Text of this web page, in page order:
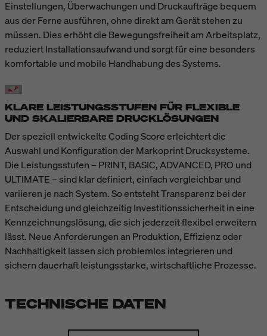
Einstellungen, Überwachungen und Druckaufträge bequem
aus der Ferne ausführen, ohne direkt am Gerät stehen zu
müssen. Dies erhöht die Bewegungsfreiheit am Arbeitsplatz,
reduziert Installationsaufwand und sorgt für eine besonders
komfortable und mobile Handhabung des Systems.
KLARE LEISTUNGSSTUFEN FÜR FLEXIBLE
UND SKALIERBARE DRUCKLÖSUNGEN
Der speziell entwickelte Coding Score erleichtert die
Auswahl und Konfiguration der Markoprint Drucksysteme.
Die Leistungsstufen – PRINT, BASIC, ADVANCED, PRO und
ULTIMATE – sind klar definiert, einfach vergleichbar und
variieren je nach System. So entsteht Transparenz bei der
Entscheidung und gleichzeitig Investitionssicherheit in eine
Kennzeichnungslösung, die sich jederzeit flexibel erweitern
lässt. Neue Anforderungen an Produktion, Effizienz oder
Nachhaltigkeit lassen sich problemlos integrieren und
sichern dauerhaft leistungsstarke, wirtschaftliche Prozesse.
TECHNISCHE DATEN